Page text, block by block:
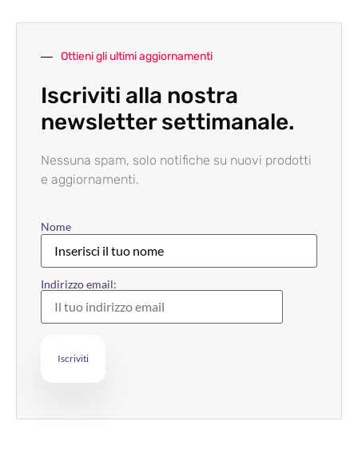
Ottieni gli ultimi aggiornamenti
Iscriviti alla nostra
newsletter settimanale.
Nessuna spam, solo notifiche su nuovi prodotti
e aggiornamenti.
Nome
Indirizzo email: